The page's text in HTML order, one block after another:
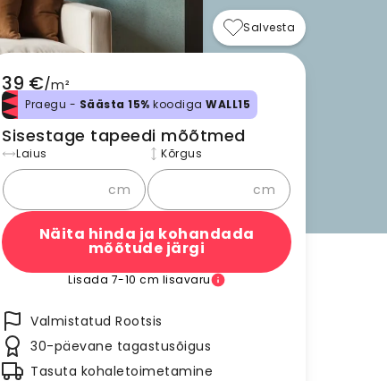
Salvesta
39 €/m²
Praegu - Säästa 15% koodiga WALL15
Sisestage tapeedi mõõtmed
Laius
cm
Kõrgus
cm
Näita hinda ja kohandada
mõõtude järgi
Lisada 7-10 cm lisavaru
Valmistatud Rootsis
30-päevane tagastusõigus
Tasuta kohaletoimetamine